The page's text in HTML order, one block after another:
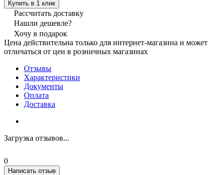
Купить в 1 клик
Рассчитать доставку
Нашли дешевле?
Хочу в подарок
Цена действительна только для интернет-магазина и может
отличаться от цен в розничных магазинах
Отзывы
Характеристики
Документы
Оплата
Доставка
Загрузка отзывов...
0
Написать отзыв